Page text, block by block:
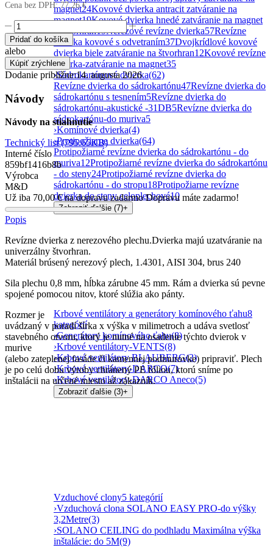
magnet24Kovové dvierka antracit zatváranie na
magnet19Kovové dvierka hnedé zatváranie na magnet
a štvorhran19Nerezové revízne dvierka57Revízne
dvierka kovové s odvetraním37Dvojkrídlové kovové
dvierka biele zatváranie na štvorhran12Kovové revízne
dvierka-zatváranie na magnet35
›Sádrokartónové dvierka(62)
Revízne dvierka do sádrokartónu47Revízne dvierka do
sádrokartónu s tesnením5Revízne dvierka do
sádrokartónu-akustické -31DB5Revízne dvierka do
sádrokartónu-do muriva5
›Komínové dvierka(4)
›Protipožiarne dvierka(64)
Protipožiarné revízne dvierka do sádrokartónu - do
muriva12Protipožiarné revízne dvierka do sádrokartónu
- do steny24Protipožiarné revízne dvierka do
sádrokartónu - do stropu18Protipožiarne revízne
dvierka do steny celoplechové10
Zobraziť ďalšie (7)+
Krbové ventilátory a generátory komínového ťahu8
kategórií
›Generátory komínového ťahu(8)
›Krbové ventilátory-VENTS(8)
›Krbové ventilátory BLAUBERG(2)
›Krbové ventilátory-DARCO(7)
›Krbové ventilátory-DARCO Aneco(5)
Zobraziť ďalšie (3)+
Vzduchové clony5 kategórií
›Vzduchová clona SOLANO EASY PRO-do výšky
3,2Metre(3)
›SOLANO CEILING do podhladu Maximálna výška
inštalácie: do 5M(9)
Cena bez DPH:77,26€
množstvo
300x500
štvorhranDvierka
nerez
matná
Pridať do košíka
alebo
Kúpiť zrýchlene
Dodanie približne:14. augusta 2026
Návody
Návody na stiahnutie
Technický list (795.65KB)
Interné číslo
859bf1416b8b
Výrobca
M&D
Už iba 70,00€na dopravu zadarmo Dopravu máte zadarmo!
Popis
Revízne dvierka z nerezového plechu.Dvierka majú uzatváranie na
univerzálny štvorhran.
Materiál brúsený nerezový plech, 1.4301, AISI 304, brus 240
Sila plechu 0,8 mm, hĺbka zárubne 45 mm. Rám a dvierka sú pevne
spojené pomocou nitov, ktoré slúžia ako pánty.
Rozmer je
uvádzaný v poradí šírka x výška v milimetroch a udáva svetlosť
stavebného otvoru, ktorý je nutné na osadenie týchto dvierok v
murive
(alebo zateplenej fasáde či kamennej podmurovke) pripraviť. Plech
je po celú dobu výroby chránený PE fóliou, ktorú sníme po
inštalácii na určené miesto až zákazník.